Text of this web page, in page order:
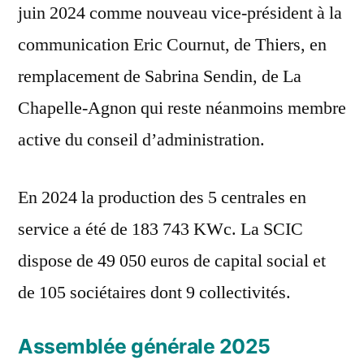
juin 2024 comme nouveau vice-président à la
communication Eric Cournut, de Thiers, en
remplacement de Sabrina Sendin, de La
Chapelle-Agnon qui reste néanmoins membre
active du conseil d’administration.
En 2024 la production des 5 centrales en
service a été de 183 743 KWc. La SCIC
dispose de 49 050 euros de capital social et
de 105 sociétaires dont 9 collectivités.
Assemblée générale 2025